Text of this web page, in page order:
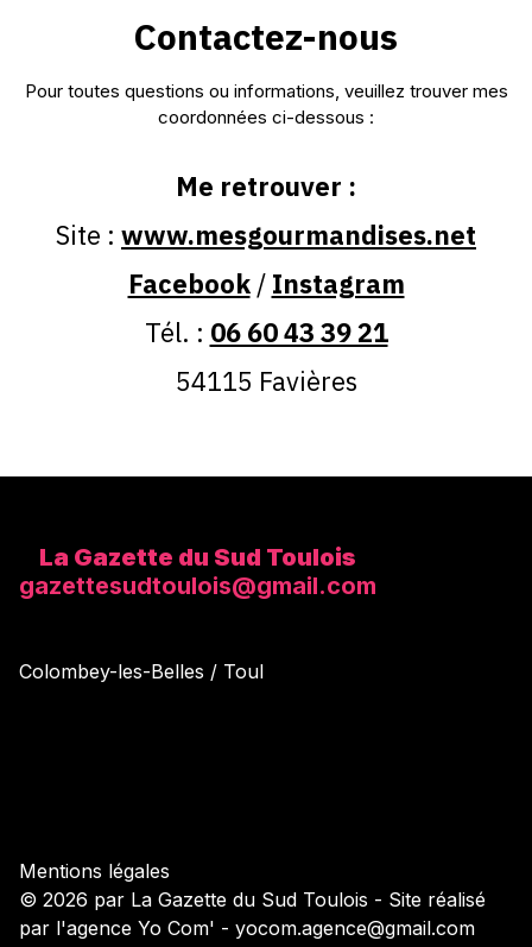
Contactez-nous
Me retrouver :
www.mesgourmandises.net
Facebook
Instagram
06 60 43 39 21
54115 Favières
La Gazette du Sud Toulois
gazettesudtoulois@gmail.com
Colombey-les-Belles / Toul
Mentions légales
© 2026 par La Gazette du Sud Toulois - Site réalisé
par l'agence Yo Com' - yocom.agence@gmail.com